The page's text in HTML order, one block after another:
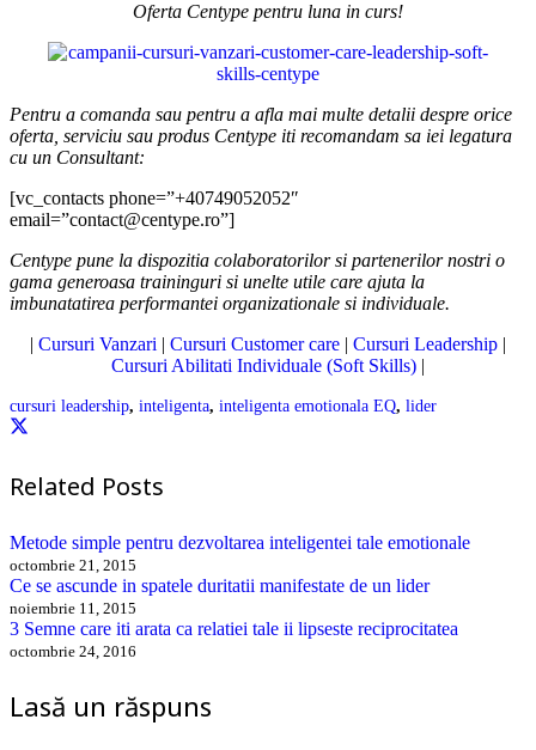
Oferta Centype pentru luna in curs!
Pentru a comanda sau pentru a afla mai multe detalii despre orice
oferta, serviciu sau produs Centype iti recomandam sa iei legatura
cu un Consultant:
[vc_contacts phone=”+40749052052″
email=”contact@centype.ro”]
Centype pune la dispozitia colaboratorilor si partenerilor nostri o
gama generoasa traininguri si unelte utile care ajuta la
imbunatatirea performantei organizationale si individuale.
| Cursuri Vanzari | Cursuri Customer care | Cursuri Leadership |
Cursuri Abilitati Individuale (Soft Skills) |
cursuri leadership, inteligenta, inteligenta emotionala EQ, lider
Related Posts
Metode simple pentru dezvoltarea inteligentei tale emotionale
octombrie 21, 2015
Ce se ascunde in spatele duritatii manifestate de un lider
noiembrie 11, 2015
3 Semne care iti arata ca relatiei tale ii lipseste reciprocitatea
octombrie 24, 2016
Lasă un răspuns